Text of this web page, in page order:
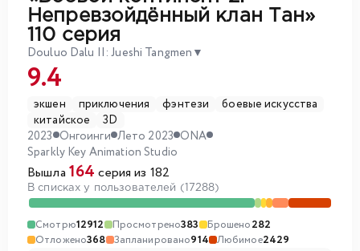
Непревзойдённый клан Тан»
110 серия
Douluo Dalu II: Jueshi Tangmen ▼
9.4
экшен приключения фэнтези
боевые искусства
китайское
3D
2023 Онгоинги Лето 2023 ONA
Sparkly Key Animation Studio
Вышла 164 серия из 182
В списках у пользователей (17288)
Смотрю12912 Просмотрено383 Брошено282
Отложено368 Запланировано914 Любимое2429